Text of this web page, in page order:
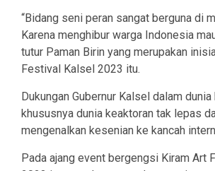
“Bidang seni peran sangat berguna di
Karena menghibur warga Indonesia
tutur Paman Birin yang merupakan
Festival Kalsel 2023 itu.
Dukungan Gubernur Kalsel dalam
khususnya dunia keaktoran tak lepas
mengenalkan kesenian ke kancah
Pada ajang event bergengsi Kiram Art